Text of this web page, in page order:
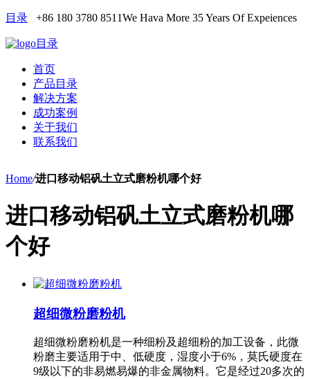
目录 +86 180 3780 8511We Hava More 35 Years Of Expeiences
目录
首页
产品目录
解决方案
成功案例
关于我们
联系我们
Home/进口移动铝矾土立式磨粉机哪个好
进口移动铝矾土立式磨粉机哪
个好
超细微粉磨粉机
超细微粉磨粉机是一种细粉及超细粉的加工设备，此微
粉磨主要适用于中、低硬度，湿度小于6%，莫氏硬度在
9级以下的非易燃易爆的非金属物料。它是经过20多次的